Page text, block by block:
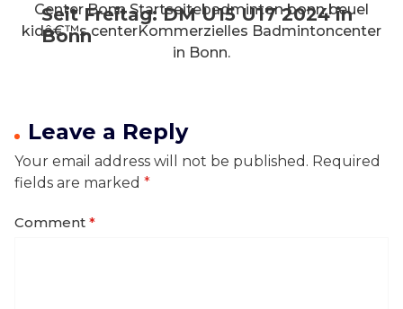
Seit Freitag: DM U15 U17 2024 in
Bonn
Center Bonn Startseitebadminton bonn beuel
kidâ€™s centerKommerzielles Badmintoncenter
in Bonn.
Leave a Reply
Your email address will not be published. Required
fields are marked *
Comment *